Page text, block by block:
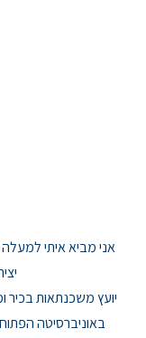
יועץ משכנתאות בכיר
באוניברסיטה הפתוחה,